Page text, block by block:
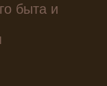
быта и